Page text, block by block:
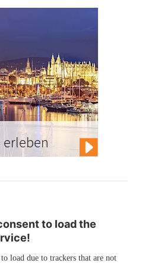
erleben
to load the
load due to trackers that are not